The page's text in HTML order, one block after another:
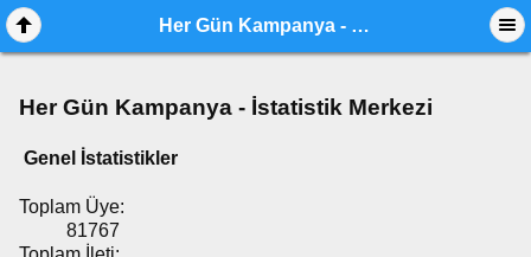
Her Gün Kampanya - İstatistik Merkezi
Her Gün Kampanya - İstatistik Merkezi
Genel İstatistikler
Toplam Üye:
81767